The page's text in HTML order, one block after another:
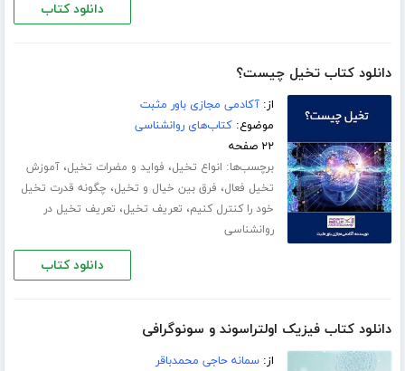
دانلود کتاب
دانلود کتاب تخیل چیست؟
از:آکادمی مجازی باور مثبت
موضوع:کتاب‌های روانشناسی
۲۲ صفحه
برچسب‌ها: انواع تخیل، فواید و مضرات تخیل،آموزش
تخیل فعال، فرق بین خیال و تخیل، چگونه قدرت تخیل
خود را کنترل کنیم، تعریف تخیل، تعریف تخیل در
روانشناسی
دانلود کتاب
دانلود کتاب فیزیک اولتراسوند و سونوگرافی
از:سمانه حاجی محمدباقر